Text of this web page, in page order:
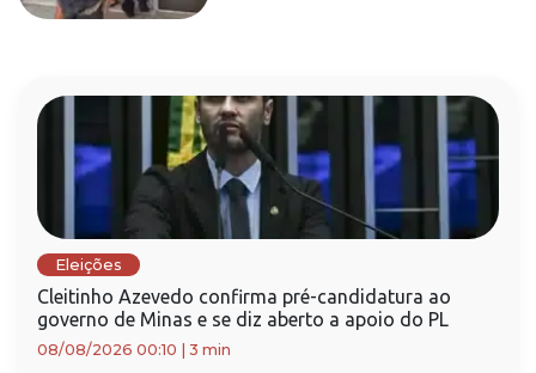
Eleições
Cleitinho Azevedo confirma pré-candidatura ao
governo de Minas e se diz aberto a apoio do PL
08/08/2026 00:10 3 min